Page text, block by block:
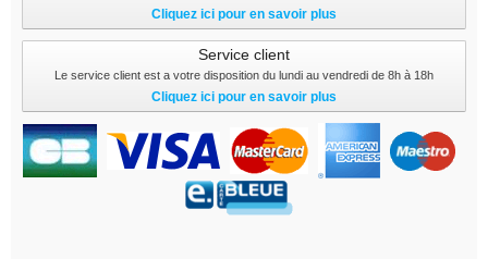
Cliquez ici pour en savoir plus
Service client
Le service client est a votre disposition du lundi au vendredi de 8h à 18h
Cliquez ici pour en savoir plus